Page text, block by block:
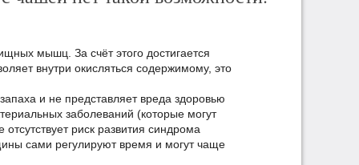
мышц. За счёт этого достигается
внутри окисляться содержимому, это
и не представляет вреда здоровью
заболеваний (которые могут
риск развития синдрома
сами регулируют время и могут чаще